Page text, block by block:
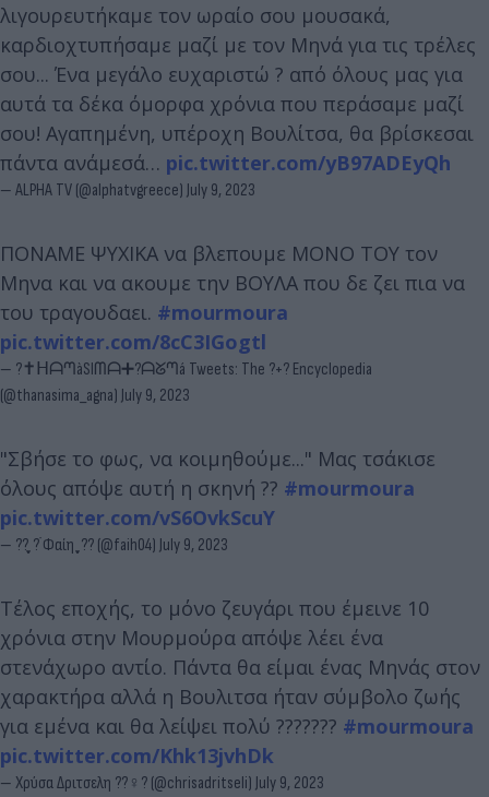
λιγουρευτήκαμε τον ωραίο σου μουσακά,
καρδιοχτυπήσαμε μαζί με τον Μηνά για τις τρέλες
σου... Ένα μεγάλο ευχαριστώ ? από όλους μας για
αυτά τα δέκα όμορφα χρόνια που περάσαμε μαζί
σου! Αγαπημένη, υπέροχη Βουλίτσα, θα βρίσκεσαι
πάντα ανάμεσά… pic.twitter.com/yB97ADEyQh
— ALPHA TV (@alphatvgreece) July 9, 2023
ΠΟΝΑΜΕ ΨΥΧΙΚΑ να βλεπουμε ΜΟΝΟ ΤΟΥ τον
Μηνα και να ακουμε την ΒΟΥΛΑ που δε ζει πια να
του τραγουδαει. #mourmoura
pic.twitter.com/8cC3IGogtl
— ?✝️ᕼᗩᘉàSIᗰᗩ➕?ᗩᘜᘉá Tweets: The ?+? Encyclopedia
(@thanasima_agna) July 9, 2023
"Σβήσε το φως, να κοιμηθούμε..." Μας τσάκισε
όλους απόψε αυτή η σκηνή ?? #mourmoura
pic.twitter.com/vS6OvkScuY
— ?? ֶָ֪?࣪ Φαίη ֶָ֪ ?? (@faih04) July 9, 2023
Τέλος εποχής, το μόνο ζευγάρι που έμεινε 10
χρόνια στην Μουρμούρα απόψε λέει ένα
στενάχωρο αντίο. Πάντα θα είμαι ένας Μηνάς στον
χαρακτήρα αλλά η Βουλιτσα ήταν σύμβολο ζωής
για εμένα και θα λείψει πολύ ??????? #mourmoura
pic.twitter.com/Khk13jvhDk
— Χρύσα Δριτσελη ??‍♀️? (@chrisadritseli) July 9, 2023